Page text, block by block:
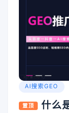
AI搜索GEO
置顶
什么